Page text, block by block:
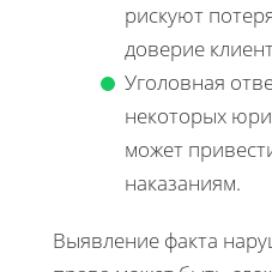
рискуют
доверие
Уголовная
некоторых
может
наказаниям.
Выявление факта